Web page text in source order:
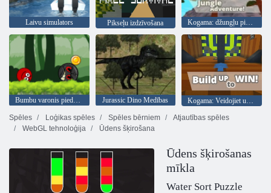
Laivu simulators Pikseļu izdzīvošana Kogama: džungļu piedzīvojums
Jurassic Dino Medības
Kogama: Veidojiet uzvaru
Spēles
Loģikas spēles Spēles bērniem
Atjautības spēles
WebGL tehnoloģija
Ūdens šķirošana
Ūdens šķirošanas
mīkla
Water Sort Puzzle